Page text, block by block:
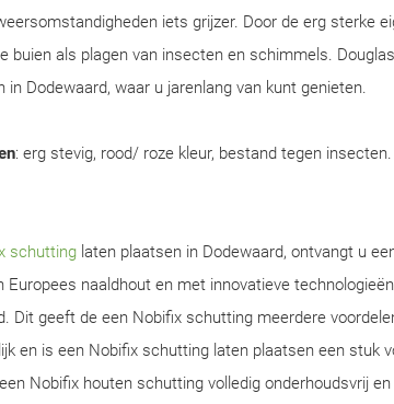
iets grijzer. Door de erg sterke
buien als plagen van insecten en schimmels.
in Dodewaard, waar u jarenlang van kunt genieten.
: erg stevig, rood/ roze kleur, bestand tegen insecten.
schutting laten plaatsen in Dodewaard, ontvangt u
Europees naaldhout en met innovatieve
Dit geeft de een Nobifix schutting meerdere
en is een Nobifix schutting laten plaatsen een
Nobifix houten schutting volledig onderhoudsvrij